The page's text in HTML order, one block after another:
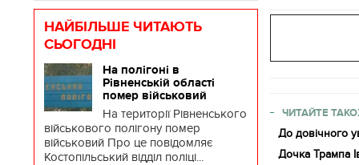
НАЙБІЛЬШЕ ЧИТАЮТЬ
СЬОГОДНІ
На полігоні в
Рівненській області
помер військовий
На території Рівненського
військового полігону помер
військовий Про це повідомляє
Костопільський відділ поліці...
ЧИТАЙТЕ
До довічного
Дочка Трампа